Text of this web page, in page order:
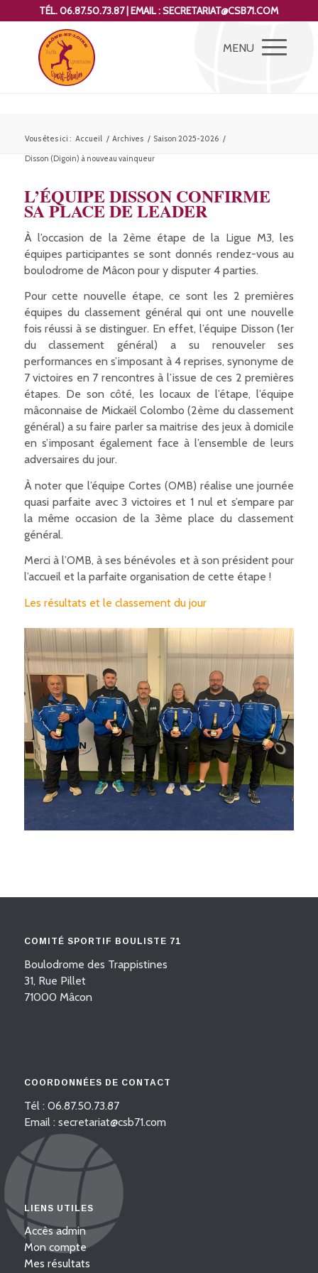
TÉL. 06.87.50.73.87 | EMAIL : SECRETARIAT@CSB71.COM
Vous êtes ici : Accueil / Archives / Saison 2025-2026 /
Disson (Digoin) à nouveau vainqueur
L’ÉQUIPE DISSON CONFIRME
SA PLACE DE LEADER
À l’occasion de la 2ème étape de la Ligue M3, les
équipes participantes se sont donnés rendez-vous au
boulodrome de Mâcon pour y disputer 4 parties.
Pour cette nouvelle étape, ce sont les 2 premières
équipes du classement général qui ont une nouvelle
fois réussi à se distinguer. En effet, l’équipe Disson (1er
du classement général) a su renouveler ses
performances en s’imposant à 4 reprises, synonyme de
7 victoires en 7 rencontres à l’issue de ces 2 premières
étapes. De son côté, les locaux de l’étape, l’équipe
mâconnaise de Mickaël Colombo (2ème du classement
général) a su faire parler sa maitrise des jeux à domicile
en s’imposant également face à l’ensemble de leurs
adversaires du jour.
À noter que l’équipe Cortes (OMB) réalise une journée
quasi parfaite avec 3 victoires et 1 nul et s’empare par
la même occasion de la 3ème place du classement
général.
Merci à l’OMB, à ses bénévoles et à son président pour
l’accueil et la parfaite organisation de cette étape !
Les résultats et le classement du jour
COMITÉ SPORTIF BOULISTE 71
Boulodrome des Trappistines
31, Rue Pillet
71000 Mâcon
COORDONNÉES DE CONTACT
Tél : 06.87.50.73.87
Email : secretariat@csb71.com
LIENS UTILES
Accès admin
Mon compte
Mes résultats